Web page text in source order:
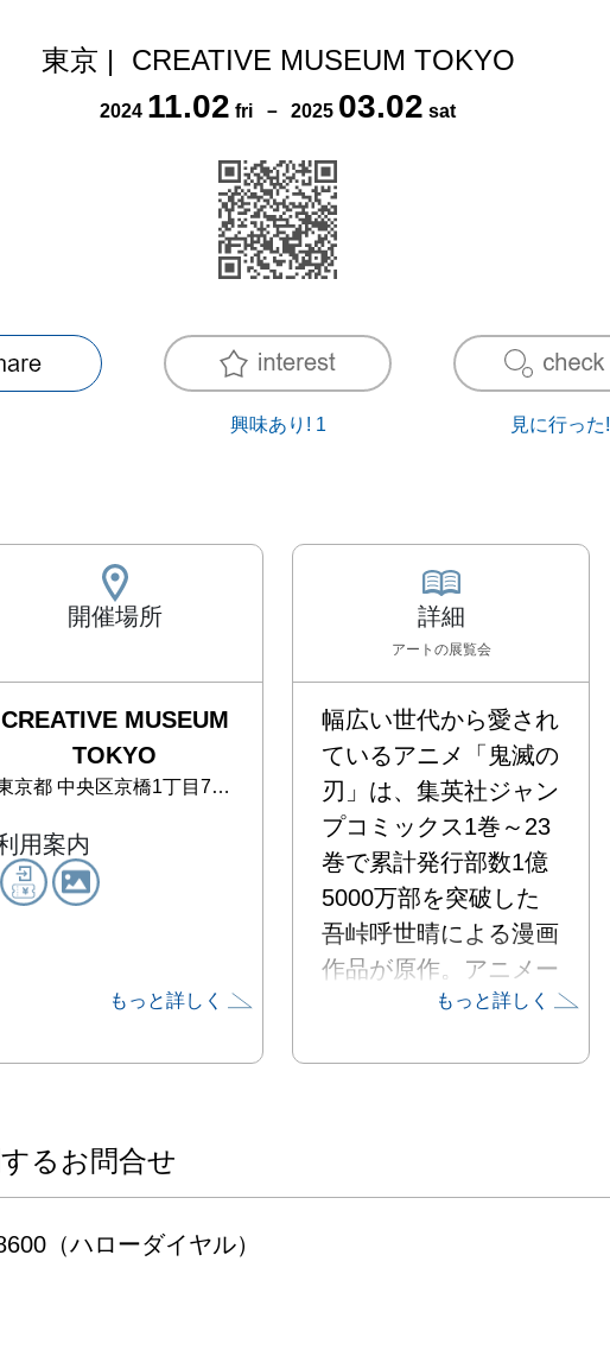
東京 | CREATIVE MUSEUM TOKYO
2024 11.02 fri － 2025 03.02 sat
興味あり! 1 見に行った!
開催場所
CREATIVE MUSEUM
TOKYO
京都 中央区京橋1丁目7番1号 TODA BUILDING 6階
用案内
もっと詳しく
詳細
アート の展覧会
幅広い世代から愛され
ているアニメ「鬼滅の
刃」は、集英社ジャン
プコミックス1巻～23
巻で累計発行部数1億
5000万部を突破した
吾峠呼世晴による漫画
作品が原作。アニメー
ション制作はもっと詳しく
るお問合せ
（ハローダイヤル）